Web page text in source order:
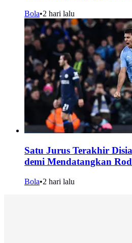
Bola•2 hari lalu
Satu Jurus Terakhir
demi Mendatangkan
Bola•2 hari lalu